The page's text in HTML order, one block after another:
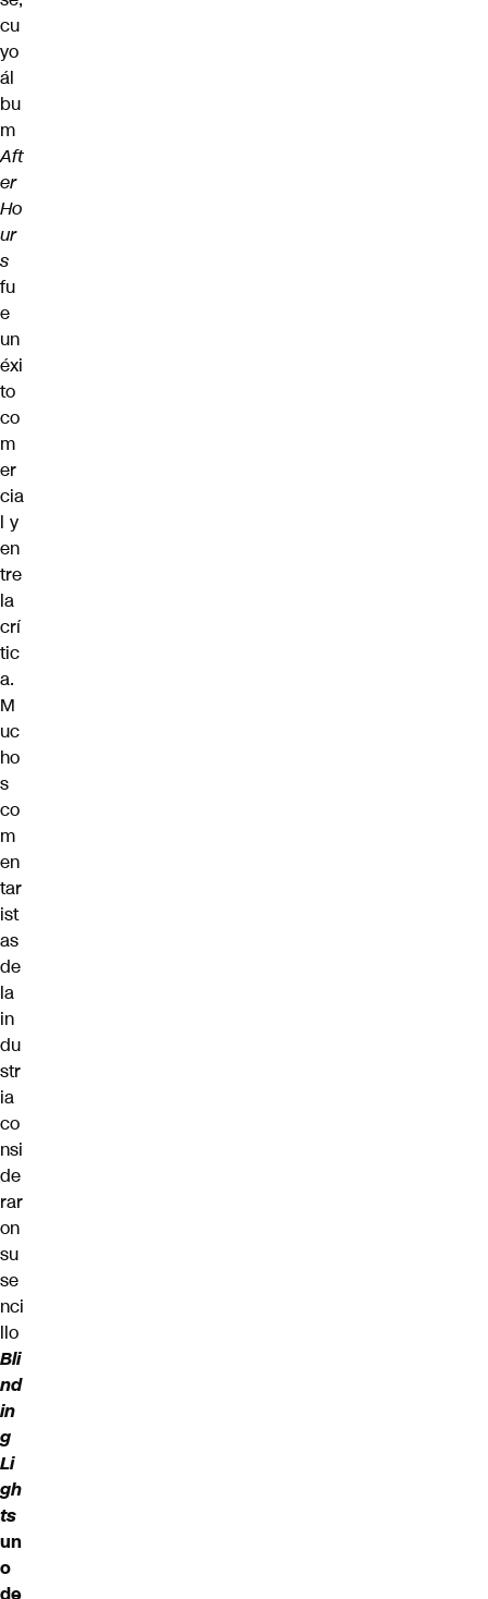
cu
yo
ál
bu
m
Aft
er
Ho
ur
s
fu
e
un
éxi
to
co
m
er
cia
l y
en
tre
la
crí
tic
a.
M
uc
ho
s
co
m
en
tar
ist
as
de
la
in
du
str
ia
co
nsi
de
rar
on
su
se
nci
llo
Bli
nd
in
g
Li
gh
ts
un
o